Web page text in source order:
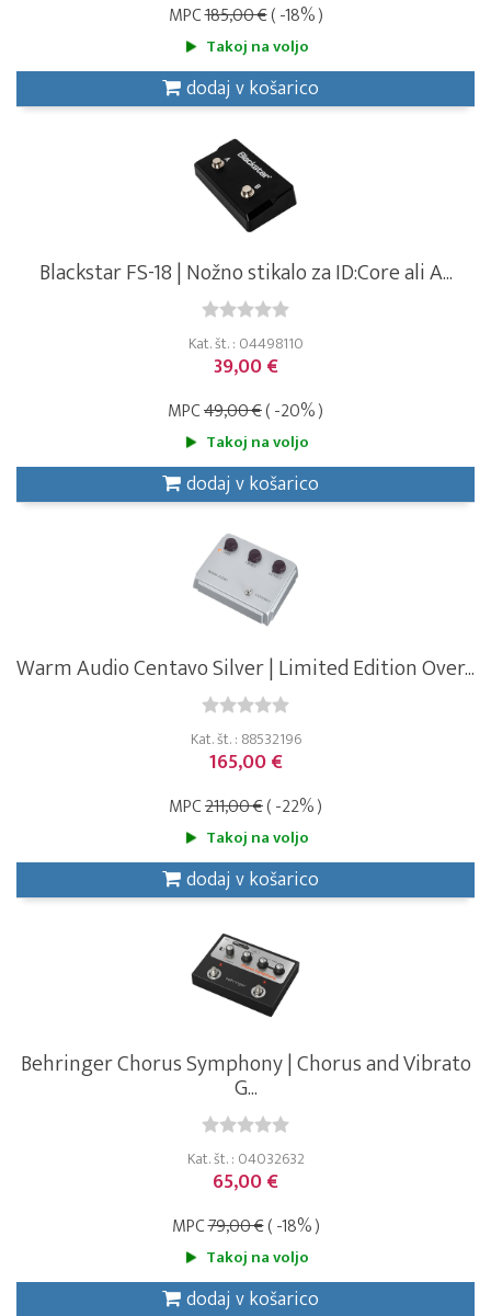
MPC185,00 €( -18% )
Takoj na voljo
dodaj v košarico
Blackstar FS-18 | Nožno stikalo za ID:Core ali A...
Kat. št. : 04498110
39,00 €
MPC49,00 €( -20% )
Takoj na voljo
dodaj v košarico
Warm Audio Centavo Silver | Limited Edition Over...
Kat. št. : 88532196
165,00 €
MPC211,00 €( -22% )
Takoj na voljo
dodaj v košarico
Behringer Chorus Symphony | Chorus and Vibrato
G...
Kat. št. : 04032632
65,00 €
MPC79,00 €( -18% )
Takoj na voljo
dodaj v košarico